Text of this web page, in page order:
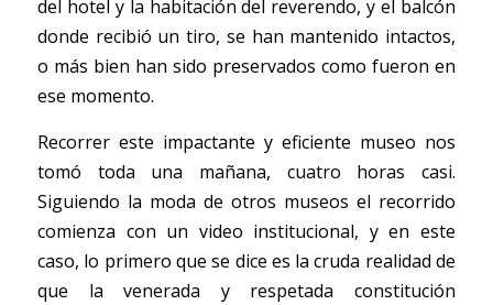
del hotel y la habitación del reverendo, y el balcón
donde recibió un tiro, se han mantenido intactos,
o más bien han sido preservados como fueron en
ese momento.
Recorrer este impactante y eficiente museo nos
tomó toda una mañana, cuatro horas casi.
Siguiendo la moda de otros museos el recorrido
comienza con un video institucional, y en este
caso, lo primero que se dice es la cruda realidad de
que la venerada y respetada constitución